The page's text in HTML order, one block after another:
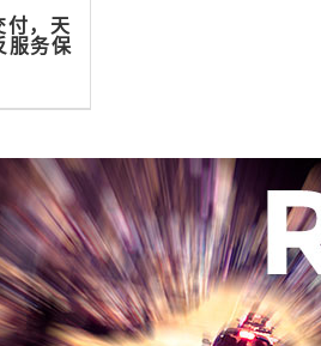
付，天
服务保